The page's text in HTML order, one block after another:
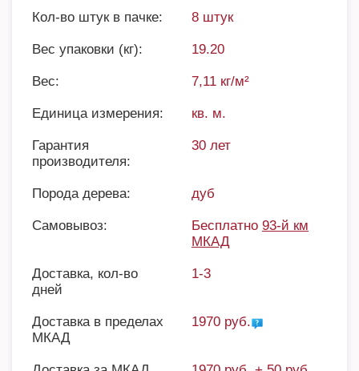
Кол-во штук в пачке: 8 штук
Вес упаковки (кг): 19.20
Вес: 7,11 кг/м²
Единица измерения: кв. м.
Гарантия
производителя:
30 лет
Порода дерева: дуб
Самовывоз: Бесплатно 93-й км
МКАД
Доставка, кол-во
дней
1-3
Доставка в пределах
МКАД
1970 руб.